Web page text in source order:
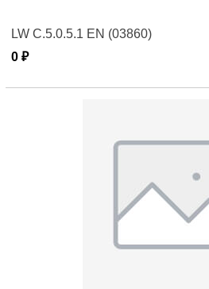
LW C.5.0.5.1 EN (03860)
0 ₽